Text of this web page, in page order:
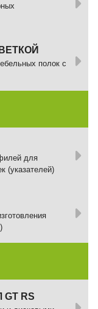
полок с
для
(указателей)
RS